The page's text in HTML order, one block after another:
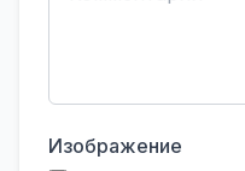
Изображение